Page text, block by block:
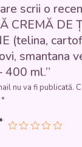
scrii o
CREMĂ DE
(telina,
smantana
400 ml.”
nu va fi publicată.
*